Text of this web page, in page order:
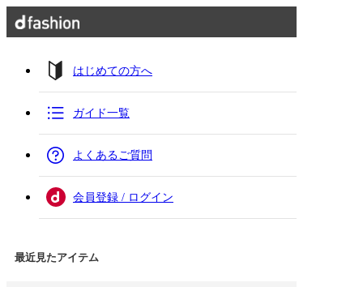
はじめての方へ
ガイド一覧
よくあるご質問
会員登録 / ログイン
最近見たアイテム